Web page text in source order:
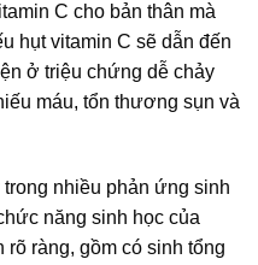
C cho bản thân mà
hụt vitamin C sẽ dẫn đến
ở triệu chứng dễ chảy
máu, tổn thương sụn và
nhiều phản ứng sinh
năng sinh học của
ràng, gồm có sinh tổng